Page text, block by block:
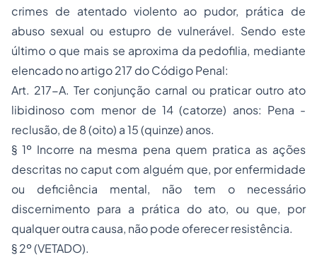
crimes de atentado violento ao pudor, prática de
abuso sexual ou estupro de vulnerável. Sendo este
último o que mais se aproxima da pedofilia, mediante
elencado no artigo 217 do Código Penal:
Art. 217-A. Ter conjunção carnal ou praticar outro ato
libidinoso com menor de 14 (catorze) anos: Pena -
reclusão, de 8 (oito) a 15 (quinze) anos.
§ 1º Incorre na mesma pena quem pratica as ações
descritas no caput com alguém que, por enfermidade
ou deficiência mental, não tem o necessário
discernimento para a prática do ato, ou que, por
qualquer outra causa, não pode oferecer resistência.
§ 2º (VETADO).